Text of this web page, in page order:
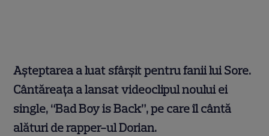
Aşteptarea a luat sfârşit pentru fanii lui Sore.
Cântăreaţa a lansat videoclipul noului ei
single, “Bad Boy is Back”, pe care îl cântă
alături de rapper-ul Dorian.